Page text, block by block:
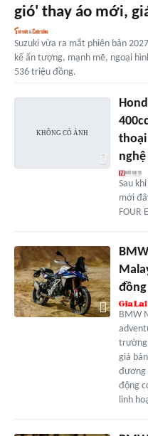
gió' thay áo mới,
Suzuki vừa ra mắt phiên bản
kế ấn tượng, mạnh mẽ, ngoại
536 triệu đồng.
nghệ
Sau
mới
FOUR
đồng
BMW
trường
giá
đương
động
linh